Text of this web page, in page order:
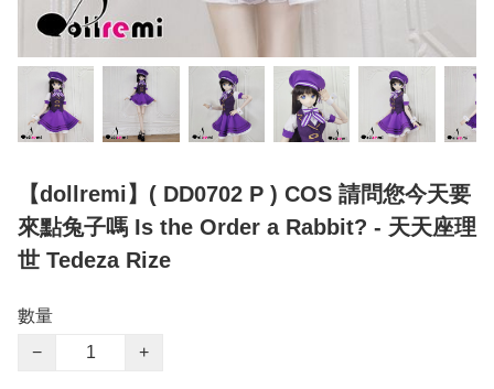
【dollremi】( DD0702 P ) COS 請問您今天要
來點兔子嗎 Is the Order a Rabbit? - 天天座理
世 Tedeza Rize
數量
−
+